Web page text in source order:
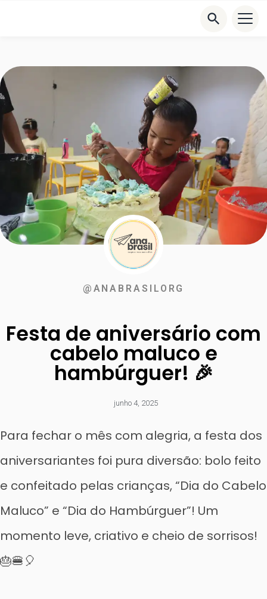
@ANABRASILORG
Festa de aniversário com
cabelo maluco e
hambúrguer! 🎉
junho 4, 2025
Para fechar o mês com alegria, a festa dos
aniversariantes foi pura diversão: bolo feito
e confeitado pelas crianças, “Dia do Cabelo
Maluco” e “Dia do Hambúrguer”! Um
momento leve, criativo e cheio de sorrisos!
🎂🍔🎈